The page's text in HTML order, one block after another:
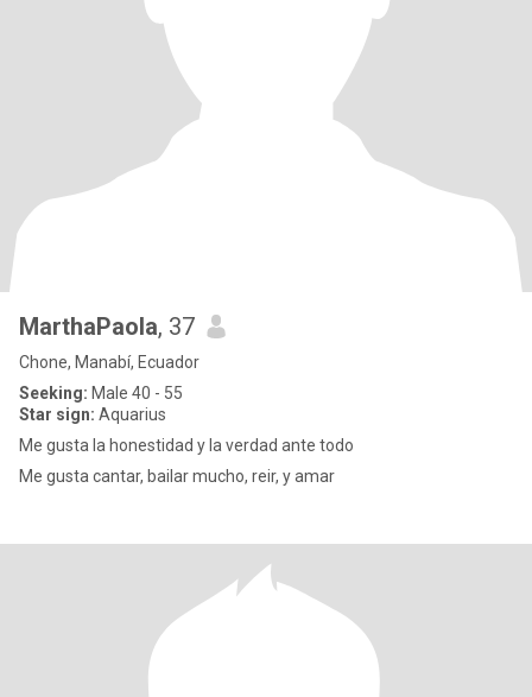
MarthaPaola, 37
Chone, Manabí, Ecuador
Seeking: Male 40 - 55
Star sign: Aquarius
Me gusta la honestidad y la verdad ante todo
Me gusta cantar, bailar mucho, reir, y amar